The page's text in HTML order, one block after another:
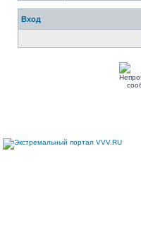
Вход